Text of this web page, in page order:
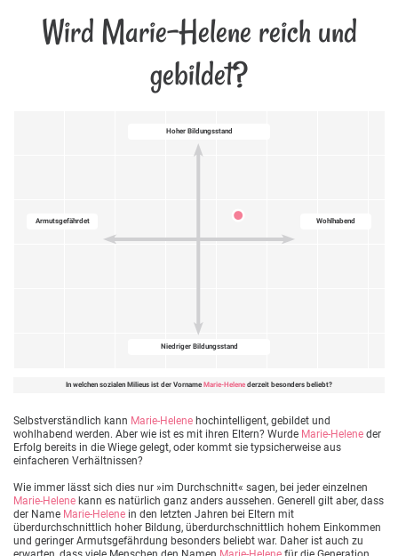
Wird Marie-Helene reich und
gebildet?
Hoher Bildungsstand
Wohlhabend
Niedriger Bildungsstand
Armutsgefährdet
In welchen sozialen Milieus ist der Vorname Marie-Helene derzeit besonders beliebt?
Selbstverständlich kann Marie-Helene hochintelligent, gebildet und
wohlhabend werden. Aber wie ist es mit ihren Eltern? Wurde Marie-Helene der
Erfolg bereits in die Wiege gelegt, oder kommt sie typsicherweise aus
einfacheren Verhältnissen?
Wie immer lässt sich dies nur »im Durchschnitt« sagen, bei jeder einzelnen
Marie-Helene kann es natürlich ganz anders aussehen. Generell gilt aber, dass
der Name Marie-Helene in den letzten Jahren bei Eltern mit
überdurchschnittlich hoher Bildung, überdurchschnittlich hohem Einkommen
und geringer Armutsgefährdung besonders beliebt war. Daher ist auch zu